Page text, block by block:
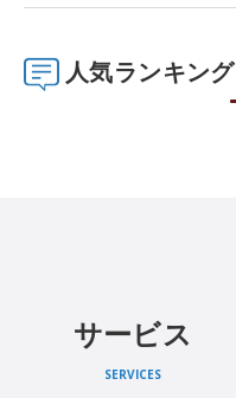
人気ランキング
サービス
SERVICES